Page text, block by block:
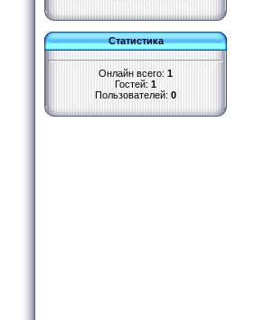
Статистика
Онлайн всего: 1
Гостей: 1
Пользователей: 0